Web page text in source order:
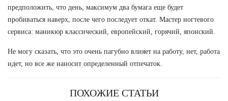
предположить, что день, максимум два бумага еще будет
пробиваться наверх, после чего последует откат. Мастер ногтевого
сервиса: маникюр классический, европейский, горячий, японский.
Не могу сказать, что это очень пагубно влияет на работу, нет, работа
идет, но все же наносит определенный отпечаток.
ПОХОЖИЕ СТАТЬИ